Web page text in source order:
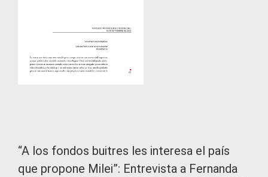
“A los fondos buitres les interesa el país
que propone Milei”: Entrevista a Fernanda